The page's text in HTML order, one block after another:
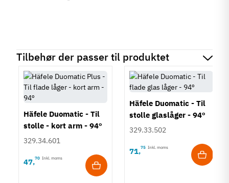
Tilbehør der passer til produktet
Häfele Duomatic - Til
stolle - kort arm - 94º
329.34.601
47,70 Inkl. moms
Häfele Duomatic - Til
stolle glaslåger - 94º
329.33.502
71,75 Inkl. moms